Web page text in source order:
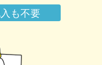
も不要